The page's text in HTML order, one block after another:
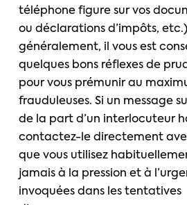
téléphone figure sur vos
ou déclarations d’impôts,
généralement, il vous est
quelques bons réflexes de
pour vous prémunir au
frauduleuses. Si un message
de la part d’un interlocuteur
contactez-le directement
que vous utilisez
jamais à la pression et à
invoquées dans les tentatives